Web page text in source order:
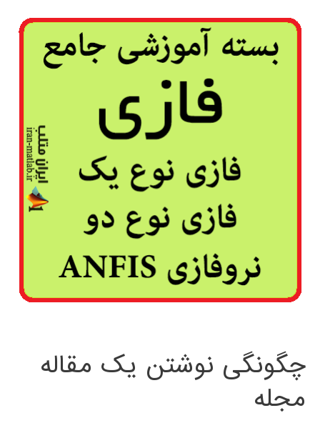
چگونگی نوشتن یک مقاله
مجله